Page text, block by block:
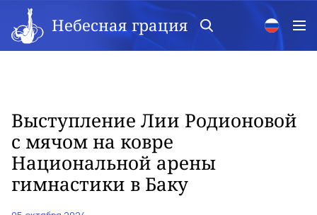
Небесная грация
Выступление Лии Родионовой
с мячом на ковре
Национальной арены
гимнастики в Баку